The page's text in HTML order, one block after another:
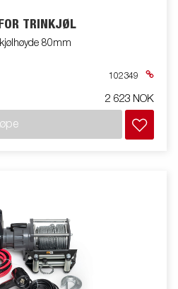
TRINKJØL
80mm
102349
2 623 NOK